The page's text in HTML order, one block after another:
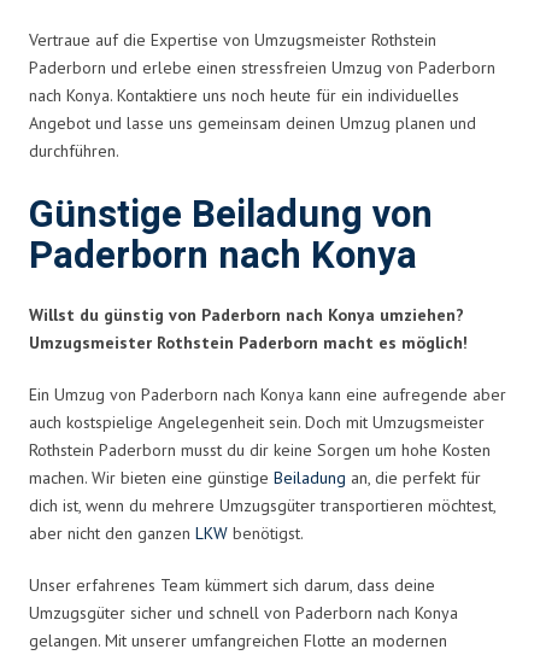
Vertraue auf die Expertise von Umzugsmeister Rothstein
Paderborn und erlebe einen stressfreien Umzug von Paderborn
nach Konya. Kontaktiere uns noch heute für ein individuelles
Angebot und lasse uns gemeinsam deinen Umzug planen und
durchführen.
Günstige Beiladung von
Paderborn nach Konya
Willst du günstig von Paderborn nach Konya umziehen?
Umzugsmeister Rothstein Paderborn macht es möglich!
Ein Umzug von Paderborn nach Konya kann eine aufregende aber
auch kostspielige Angelegenheit sein. Doch mit Umzugsmeister
Rothstein Paderborn musst du dir keine Sorgen um hohe Kosten
machen. Wir bieten eine günstige Beiladung an, die perfekt für
dich ist, wenn du mehrere Umzugsgüter transportieren möchtest,
aber nicht den ganzen LKW benötigst.
Unser erfahrenes Team kümmert sich darum, dass deine
Umzugsgüter sicher und schnell von Paderborn nach Konya
gelangen. Mit unserer umfangreichen Flotte an modernen